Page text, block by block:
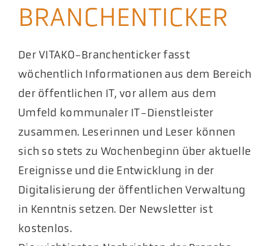
BRANCHENTICKER
Der VITAKO-Branchenticker fasst
wöchentlich Informationen aus dem Bereich
der öffentlichen IT, vor allem aus dem
Umfeld kommunaler IT-Dienstleister
zusammen. Leserinnen und Leser können
sich so stets zu Wochenbeginn über aktuelle
Ereignisse und die Entwicklung in der
Digitalisierung der öffentlichen Verwaltung
in Kenntnis setzen. Der Newsletter ist
kostenlos.